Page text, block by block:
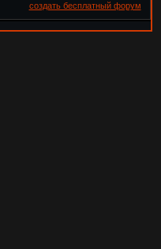
создать бесплатный форум